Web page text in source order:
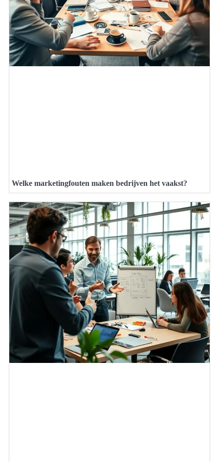
Welke marketingfouten maken bedrijven het vaakst?